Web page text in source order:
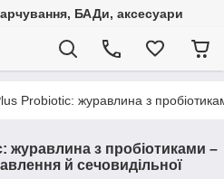
БАДи, аксесуари
Probiotic: журавлина з
журавлина з пробіотиками –
й сечовидільної